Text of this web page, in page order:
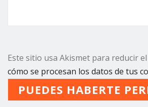
Este sitio usa Akismet para reducir el
cómo se procesan los datos de tus
PUEDES HABERTE